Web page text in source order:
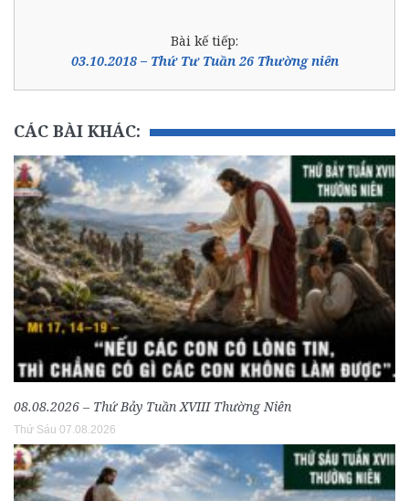
Bài kế tiếp:
03.10.2018 – Thứ Tư Tuần 26 Thường niên
CÁC BÀI KHÁC:
08.08.2026 – Thứ Bảy Tuần XVIII Thường Niên
Thứ Sáu 07.08.2026